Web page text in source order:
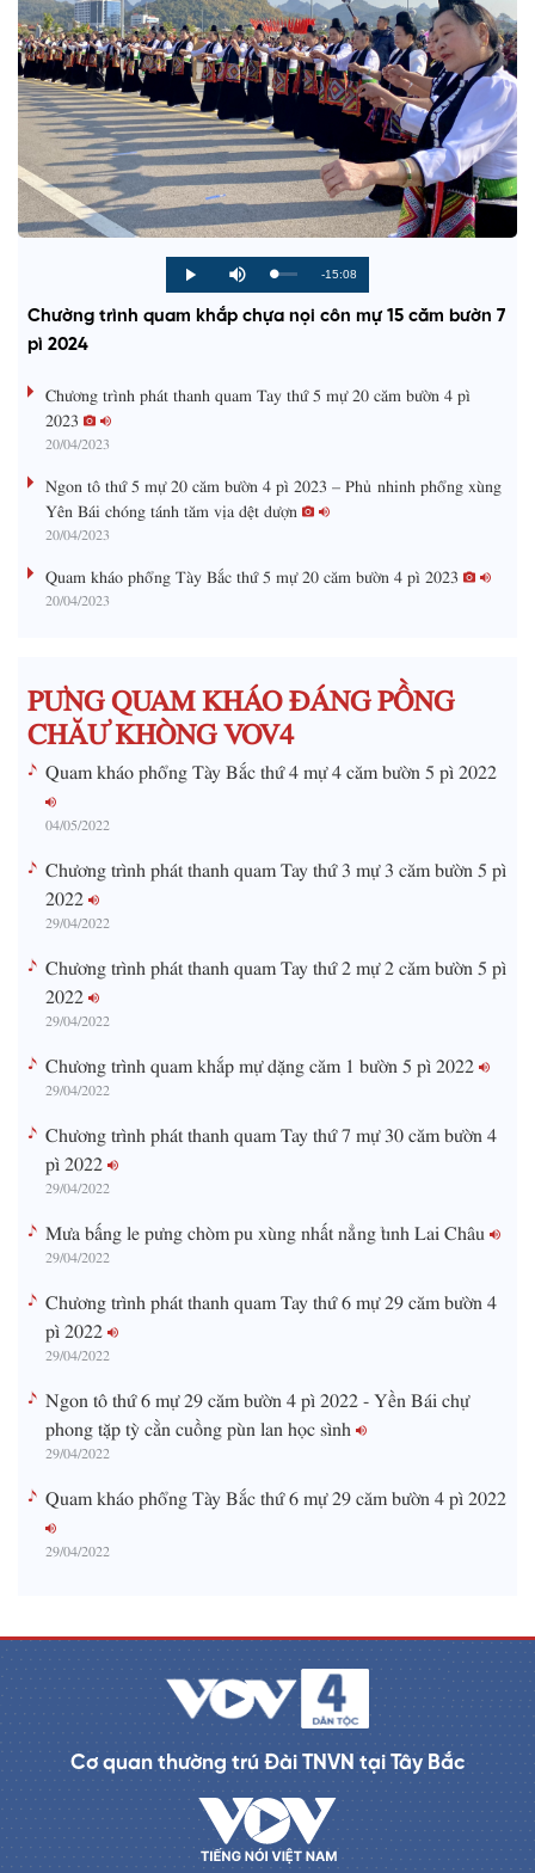
P
l
M
u
e
L
d
e
P
r
g
%
R
e
i
e
-15:08
Chường trình quam khắp chựa nọi côn mự 15 căm bườn 7
pì 2024
Chương trình phát thanh quam Tay thứ 5 mự 20 căm bườn 4 pì
2023
20/04/2023
Ngon tô thứ 5 mự 20 căm bườn 4 pì 2023 – Phủ nhinh phổng xùng
Yên Bái chóng tánh tăm vịa dệt dượn
20/04/2023
Quam kháo phổng Tày Bắc thứ 5 mự 20 căm bườn 4 pì 2023
20/04/2023
PƯNG QUAM KHÁO ĐÁNG PỒNG
CHĂƯ KHÒNG VOV4
Quam kháo phổng Tày Bắc thứ 4 mự 4 căm bườn 5 pì 2022
04/05/2022
Chương trình phát thanh quam Tay thứ 3 mự 3 căm bườn 5 pì
2022
29/04/2022
Chương trình phát thanh quam Tay thứ 2 mự 2 căm bườn 5 pì
2022
29/04/2022
Chương trình quam khắp mự dặng căm 1 bườn 5 pì 2022
29/04/2022
Chương trình phát thanh quam Tay thứ 7 mự 30 căm bườn 4
pì 2022
29/04/2022
Mưa bấng le pưng chòm pu xùng nhất nẳng tỉnh Lai Châu
29/04/2022
Chương trình phát thanh quam Tay thứ 6 mự 29 căm bườn 4
pì 2022
29/04/2022
Ngon tô thứ 6 mự 29 căm bườn 4 pì 2022 - Yền Bái chự
phong tặp tỳ cằn cuồng pùn lan học sình
29/04/2022
Quam kháo phổng Tày Bắc thứ 6 mự 29 căm bườn 4 pì 2022
29/04/2022
Cơ quan thường trú Đài TNVN tại Tây Bắc